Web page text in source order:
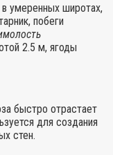
умеренных широтах,
побеги
2.5 м, ягоды
быстро отрастает
для создания
стен.